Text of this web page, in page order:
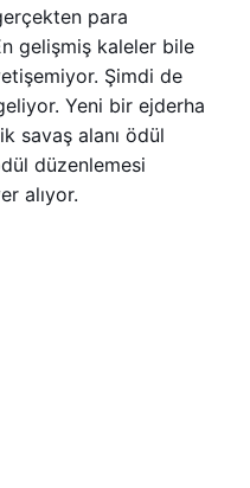
para
gelişmiş kaleler bile
Şimdi de
Yeni bir ejderha
savaş alanı ödül
düzenlemesi
alıyor.